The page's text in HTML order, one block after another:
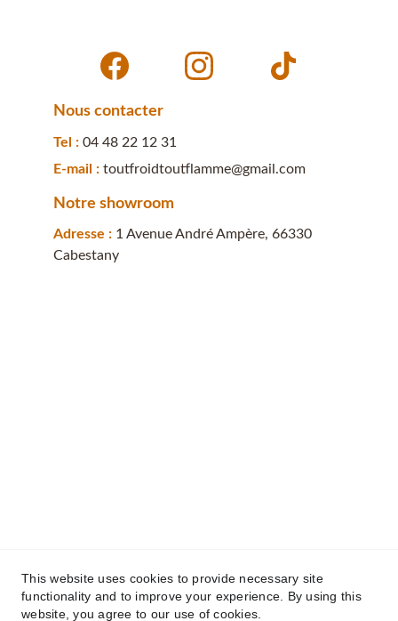
E-mail : toutfroidtoutflamme@gmail.com
Tel : 04 48 22 12 31
Toutfroidtoutflamme© 2025. Tout droits
Adresse : 1 Avenue André Ampère, 66330
Cabestany
Notre showroom
Nous contacter
This website uses cookies to provide necessary site
functionality and to improve your experience. By using this
website, you agree to our use of cookies.